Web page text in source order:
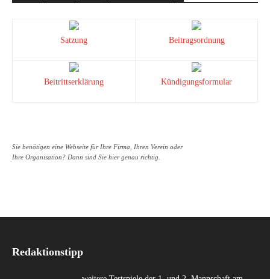
Satzung Beitragsordnung
Beitrittserklärung Kündigungsformular
Sie benötigen eine Webseite für Ihre Firma, Ihren Verein oder
Ihre Organisation? Dann sind Sie hier genau richtig.
Redaktionstipp